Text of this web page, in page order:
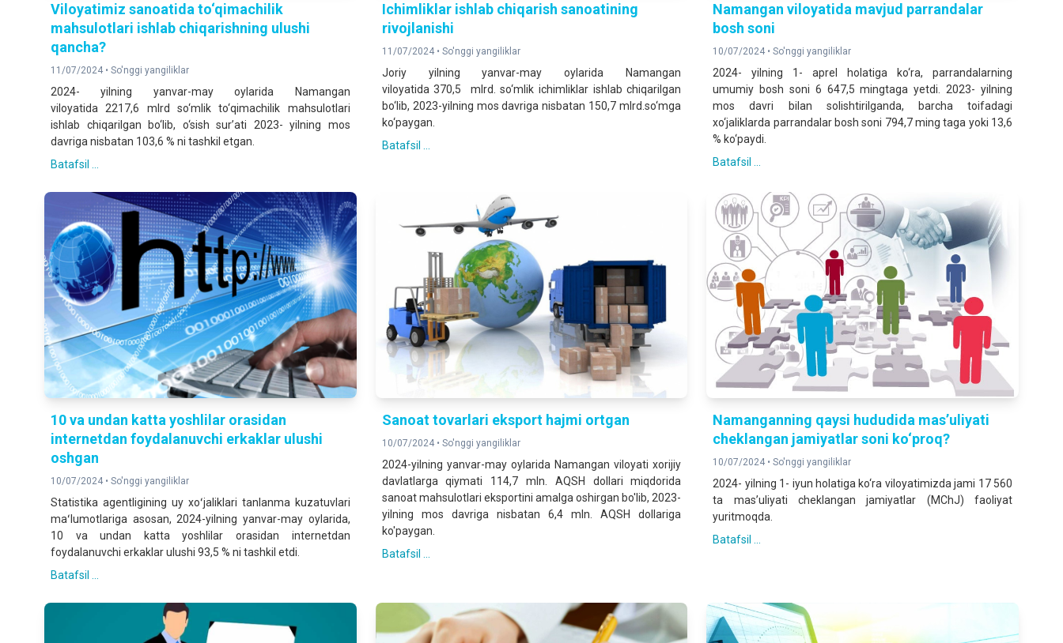
Viloyatimiz sanoatida to‘qimachilik
mahsulotlari ishlab chiqarishning ulushi
qancha?
11/07/2024 • So'nggi yangiliklar
2024- yilning yanvar-may oylarida Namangan
viloyatida 2217,6 mlrd so‘mlik to‘qimachilik mahsulotlari
ishlab chiqarilgan bo‘lib, o‘sish sur’ati 2023- yilning mos
davriga nisbatan 103,6 % ni tashkil etgan.
Batafsil ...
Ichimliklar ishlab chiqarish sanoatining
rivojlanishi
11/07/2024 • So'nggi yangiliklar
Joriy yilning yanvar-may oylarida Namangan
viloyatida 370,5 mlrd. so‘mlik ichimliklar ishlab chiqarilgan
bo‘lib, 2023-yilning mos davriga nisbatan 150,7 mlrd.so‘mga
ko‘paygan.
Batafsil ...
Namangan viloyatida mavjud parrandalar
bosh soni
10/07/2024 •So'nggi yangiliklar
2024- yilning 1- aprel holatiga ko‘ra, parrandalarning
umumiy bosh soni 6 647,5 mingtaga yetdi. 2023- yilning
mos davri bilan solishtirilganda, barcha toifadagi
xo‘jaliklarda parrandalar bosh soni 794,7 ming taga yoki 13,6
% ko‘paydi.
Batafsil ...
10 va undan katta yoshlilar orasidan
internetdan foydalanuvchi erkaklar ulushi
oshgan
10/07/2024 • So'nggi yangiliklar
Statistika agentligining uy xoʻjaliklari tanlanma kuzatuvlari
maʻlumotlariga asosan, 2024-yilning yanvar-may oylarida,
10 va undan katta yoshlilar orasidan internetdan
foydalanuvchi erkaklar ulushi 93,5 % ni tashkil etdi.
Batafsil ...
Sanoat tovarlari eksport hajmi ortgan
10/07/2024 • So'nggi yangiliklar
2024-yilning yanvar-may oylarida Namangan viloyati xorijiy
davlatlarga qiymati 114,7 mln. AQSH dollari miqdorida
sanoat mahsulotlari eksportini amalga oshirgan bo'lib, 2023-
yilning mos davriga nisbatan 6,4 mln. AQSH dollariga
ko'paygan.
Batafsil ...
Namanganning qaysi hududida mas’uliyati
cheklangan jamiyatlar soni ko‘proq?
10/07/2024 •So'nggi yangiliklar
2024- yilning 1- iyun holatiga ko‘ra viloyatimizda jami 17 560
ta mas’uliyati cheklangan jamiyatlar (MChJ) faoliyat
yuritmoqda.
Batafsil ...